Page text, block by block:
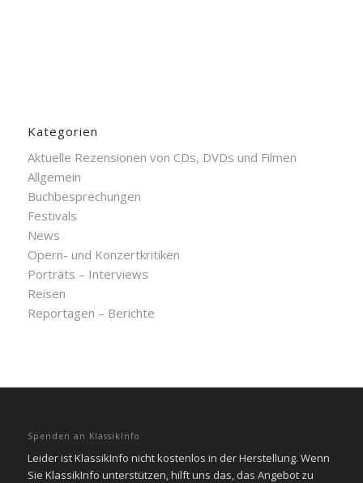
Kategorien
Aktuelle Rezensionen von CDs, DVDs und Filmen
Allgemein
Buchbesprechungen
Festivals
News
Opern- und Konzertkritiken
Porträts – Interviews
Reisen
Reportagen – Berichte
Spenden an KlassikInfo
Leider ist KlassikInfo nicht kostenlos in der Herstellung. Wenn
Sie KlassikInfo unterstützen, hilft uns das, das Angebot zu